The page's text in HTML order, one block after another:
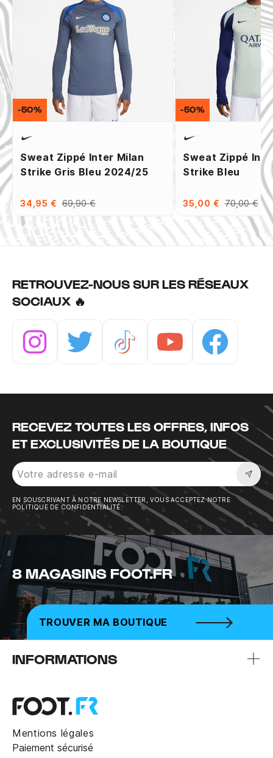
Sweat Zippé Inter Milan
Strike Gris Bleu 2024/25
34,95 € 69,90 €
-50%
Sweat Zippé
Strike Bleu
35,00 € 70,00 €
-50%
RETROUVEZ-NOUS SUR LES RÉSEAUX
SOCIAUX 🔥
RECEVEZ TOUTES LES OFFRES, INFOS
ET EXCLUSIVITÉS DE LA BOUTIQUE
EN SOUSCRIVANT À NOTRE NEWSLETTER, VOUS ACCEPTEZ NOTRE
POLITIQUE DE CONFIDENTIALITÉ.
8 MAGASINS FOOT.FR
TROUVER MA BOUTIQUE
INFORMATIONS
Mentions légales
Paiement sécurisé